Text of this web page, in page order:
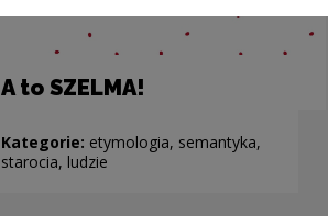
A to SZELMA!
Kategorie: etymologia, semantyka,
starocia, ludzie